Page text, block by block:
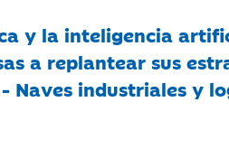
y la inteligencia
a replantear sus
Naves industriales y